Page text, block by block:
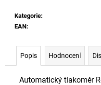
Kategorie:
EAN:
Popis Hodnocení
Automatický tlakoměr
e
m
e
SAMOVÝHŘEVNÝ
LÍMEC